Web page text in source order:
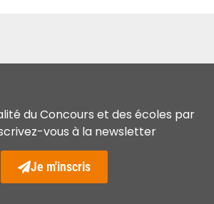
du Concours et des écoles par
vous à la newsletter
Je m'inscris